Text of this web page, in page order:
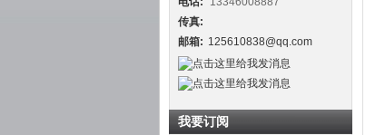
传真:
邮箱: 125610838@qq.com
我要订阅